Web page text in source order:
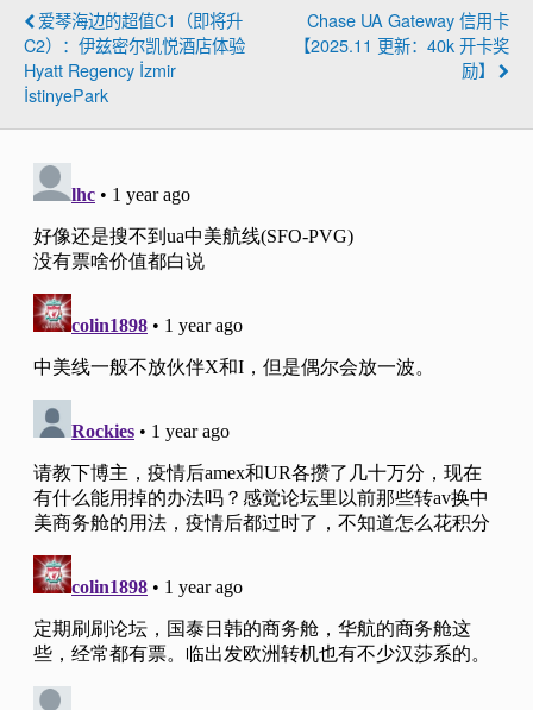
爱琴海边的超值C1（即将升
C2）：伊兹密尔凯悦酒店体验
Hyatt Regency İzmir
İstinyePark
Chase UA Gateway 信用卡
【2025.11 更新：40k 开卡奖
励】